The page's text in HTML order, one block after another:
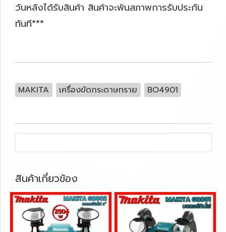
วันหลังได้รับสินค้า สินค้าจะพ้นสภาพการรับประกัน
ทันที***
MAKITA เครื่องขัดกระดาษทราย BO4901
สินค้าเกี่ยวข้อง